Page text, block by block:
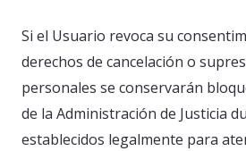
Si el Usuario revoca su
derechos de cancelación o
personales se conservarán
de la Administración de Justicia
establecidos legalmente para